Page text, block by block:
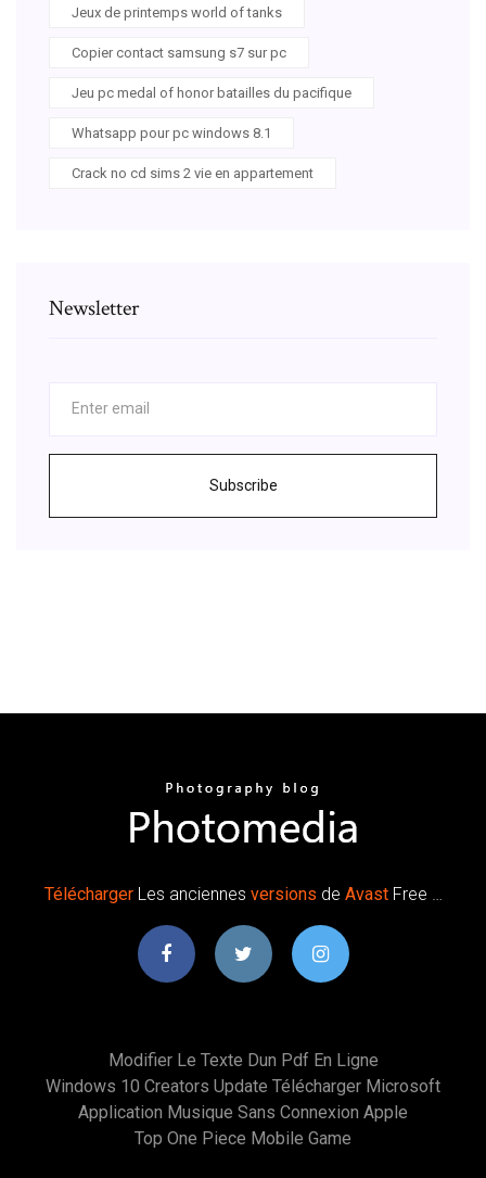
Jeux de printemps world of tanks
Copier contact samsung s7 sur pc
Jeu pc medal of honor batailles du pacifique
Whatsapp pour pc windows 8.1
Crack no cd sims 2 vie en appartement
Newsletter
Subscribe
TéléchargerLes anciennes versions de AvastFree …
Modifier Le Texte Dun Pdf En Ligne
Windows 10 Creators Update Télécharger Microsoft
Application Musique Sans Connexion Apple
Top One Piece Mobile Game